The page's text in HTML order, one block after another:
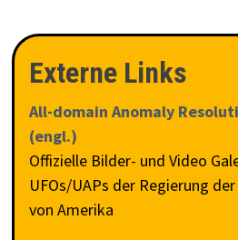
Externe Links
All-domain Anomaly
(engl.)
Offizielle Bilder- und Video
UFOs/UAPs der Regierung
von Amerika